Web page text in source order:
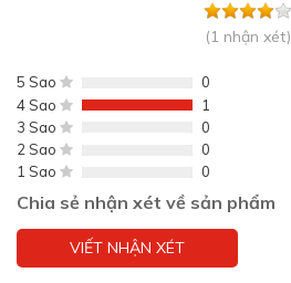
(1 nhận xét)
5 Sao
0
4 Sao
1
3 Sao
0
2 Sao
0
1 Sao
0
Chia sẻ nhận xét về sản phẩm
VIẾT NHẬN XÉT